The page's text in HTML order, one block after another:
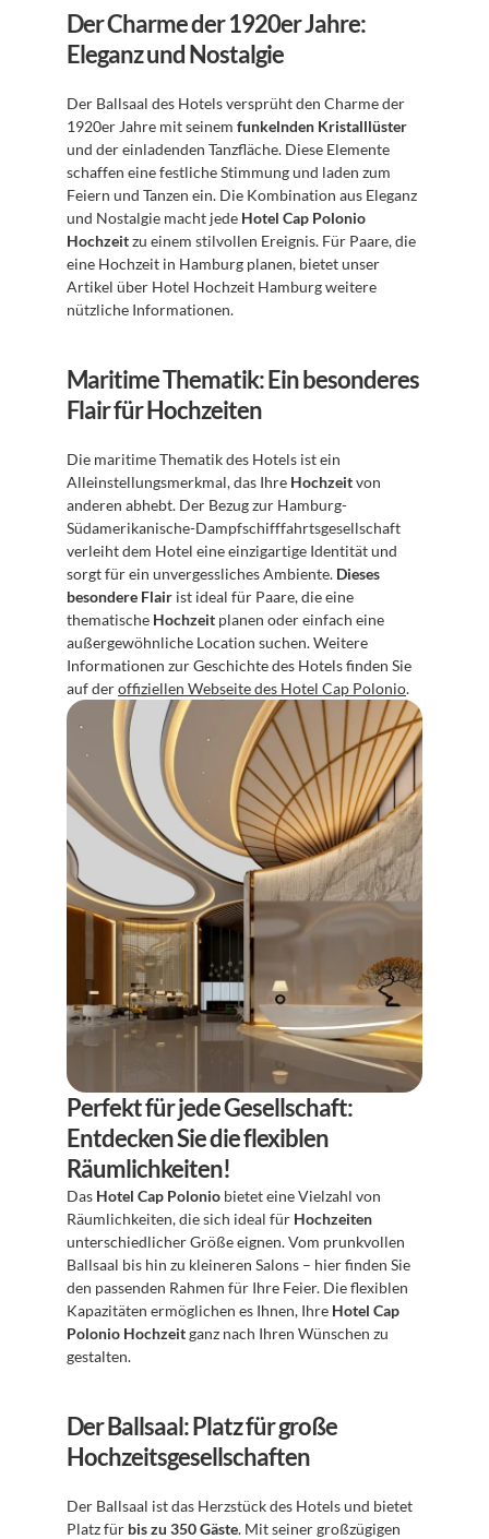
Der Charme der 1920er Jahre:
Eleganz und Nostalgie
Der Ballsaal des Hotels versprüht den Charme der
1920er Jahre mit seinem funkelnden Kristalllüster
und der einladenden Tanzfläche. Diese Elemente
schaffen eine festliche Stimmung und laden zum
Feiern und Tanzen ein. Die Kombination aus Eleganz
und Nostalgie macht jede Hotel Cap Polonio
Hochzeit zu einem stilvollen Ereignis. Für Paare, die
eine Hochzeit in Hamburg planen, bietet unser
Artikel über Hotel Hochzeit Hamburg weitere
nützliche Informationen.
Maritime Thematik: Ein besonderes
Flair für Hochzeiten
Die maritime Thematik des Hotels ist ein
Alleinstellungsmerkmal, das Ihre Hochzeit von
anderen abhebt. Der Bezug zur Hamburg-
Südamerikanische-Dampfschifffahrtsgesellschaft
verleiht dem Hotel eine einzigartige Identität und
sorgt für ein unvergessliches Ambiente. Dieses
besondere Flair ist ideal für Paare, die eine
thematische Hochzeit planen oder einfach eine
außergewöhnliche Location suchen. Weitere
Informationen zur Geschichte des Hotels finden Sie
auf der offiziellen Webseite des Hotel Cap Polonio.
Perfekt für jede Gesellschaft:
Entdecken Sie die flexiblen
Räumlichkeiten!
Das Hotel Cap Polonio bietet eine Vielzahl von
Räumlichkeiten, die sich ideal für Hochzeiten
unterschiedlicher Größe eignen. Vom prunkvollen
Ballsaal bis hin zu kleineren Salons – hier finden Sie
den passenden Rahmen für Ihre Feier. Die flexiblen
Kapazitäten ermöglichen es Ihnen, Ihre Hotel Cap
Polonio Hochzeit ganz nach Ihren Wünschen zu
gestalten.
Der Ballsaal: Platz für große
Hochzeitsgesellschaften
Der Ballsaal ist das Herzstück des Hotels und bietet
Platz für bis zu 350 Gäste. Mit seiner großzügigen